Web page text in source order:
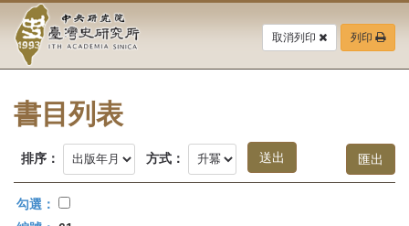
要
中
央
研
究
院-
臺
取消列印 列印
書目列表
排序： 方式：
勾選：